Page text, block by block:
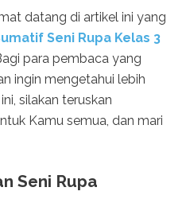
datang di artikel ini yang
Seni Rupa Kelas 3
para pembaca yang
ingin mengetahui lebih
silakan teruskan
Kamu semua, dan mari
Seni Rupa